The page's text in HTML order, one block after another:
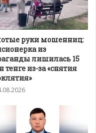
руки мошенниц:
из
лишилась 15
тенге из-за «снятия